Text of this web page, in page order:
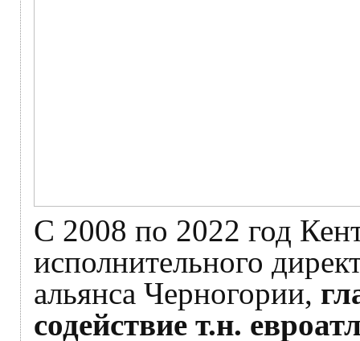
С 2008 по 2022 год
исполнительного
альянса Черногории,
содействие т.н.